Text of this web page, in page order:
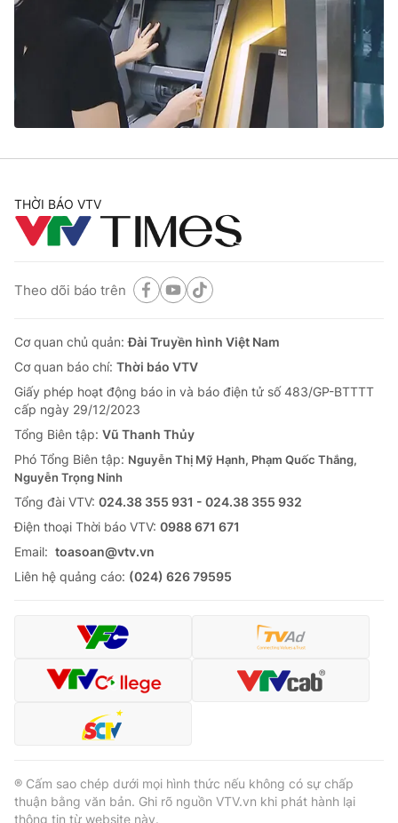
Thị trường 24h Tấm lòng Việt
VTV4 Vươn mình bằng AI
THỜI BÁO VTV
Theo dõi báo trên
Cơ quan chủ quản:
Cơ quan báo chí:
Thời báo VTV
Giấy phép hoạt động báo in và báo điện tử số 483/GP-BTTTT
cấp ngày 29/12/2023
Tổng Biên tập:
Nguyễn Trọng Ninh
Tổng đài VTV: 024.38 355 931 - 024.38 355 932
toasoan@vtv.vn
THỜI BÁO VTV
Theo dõi báo trên
Cơ quan chủ quản:Đài Truyền hình Việt Nam
Cơ quan báo chí: Thời báo VTV
Giấy phép hoạt động báo in và báo điện tử số 483/GP-BTTTT
cấp ngày 29/12/2023
Tổng Biên tập: Vũ Thanh Thủy
Phó Tổng Biên tập: Nguyễn Thị Mỹ Hạnh, Phạm Quốc Thắng,
Nguyễn Trọng Ninh
Tổng đài VTV: 024.38 355 931 - 024.38 355 932
Ðiện thoại Thời báo VTV: 0988 671 671
Email: toasoan@vtv.vn
Liên hệ quảng cáo: (024) 626 79595
® Cấm sao chép dưới mọi hình thức nếu không có sự chấp
thuận bằng văn bản. Ghi rõ nguồn VTV.vn khi phát hành lại
thông tin từ website này.